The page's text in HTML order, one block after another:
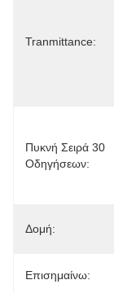
Tranmittance:
Πυκνή Σειρά 30
Οδηγήσεων:
Δομή:
Επισημαίνω: